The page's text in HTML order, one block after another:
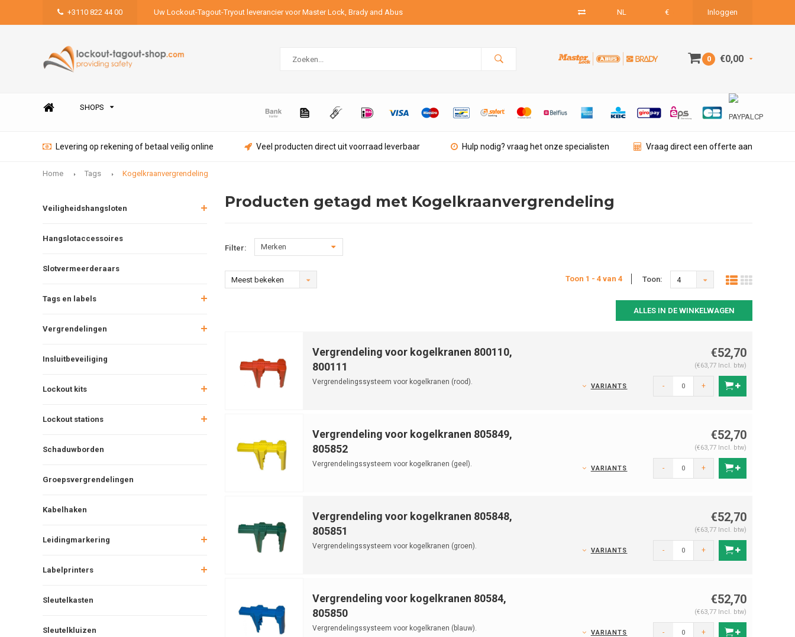
+3110 822 44 00 Uw Lockout-Tagout-Tryout leverancier voor Master Lock, Brady and Abus NL € Inloggen
0 €0,00
SHOPS
Levering op rekening of betaal veilig online Veel producten direct uit voorraad leverbaar Hulp nodig? vraag het onze specialisten Vraag direct een offerte aan
Home Tags Kogelkraanvergrendeling
Veiligheidshangsloten
Hangslotaccessoires
Slotvermeerderaars
Tags en labels
Vergrendelingen
Insluitbeveiliging
Lockout kits
Lockout stations
Schaduwborden
Groepsvergrendelingen
Kabelhaken
Leidingmarkering
Labelprinters
Sleutelkasten
Sleutelkluizen
Producten getagd met Kogelkraanvergrendeling
Filter: Merken
Meest bekeken Toon 1 - 4 van 4 Toon: 4
ALLES IN DE WINKELWAGEN
Vergrendeling voor kogelkranen 800110,
800111
Vergrendelingssysteem voor kogelkranen (rood).
€52,70
(€63,77 Incl. btw)
VARIANTS - +
Vergrendeling voor kogelkranen 805849,
805852
Vergrendelingssysteem voor kogelkranen (geel).
€52,70
(€63,77 Incl. btw)
VARIANTS - +
Vergrendeling voor kogelkranen 805848,
805851
Vergrendelingssysteem voor kogelkranen (groen).
€52,70
(€63,77 Incl. btw)
VARIANTS - +
Vergrendeling voor kogelkranen 80584,
805850
Vergrendelingssysteem voor kogelkranen (blauw).
€52,70
(€63,77 Incl. btw)
VARIANTS - +